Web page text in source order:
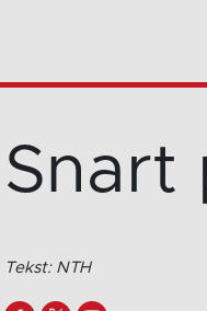
Snart
Tekst: NTH